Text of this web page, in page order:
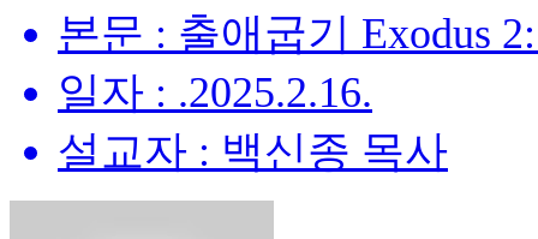
본문 : 출애굽기 Exodus
일자 : .2025.2.16.
설교자 : 백신종 목사